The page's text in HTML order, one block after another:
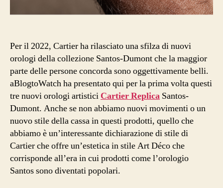
Per il 2022, Cartier ha rilasciato una sfilza di nuovi
orologi della collezione Santos-Dumont che la maggior
parte delle persone concorda sono oggettivamente belli.
aBlogtoWatch ha presentato qui per la prima volta questi
tre nuovi orologi artistici Cartier Replica Santos-
Dumont. Anche se non abbiamo nuovi movimenti o un
nuovo stile della cassa in questi prodotti, quello che
abbiamo è un’interessante dichiarazione di stile di
Cartier che offre un’estetica in stile Art Déco che
corrisponde all’era in cui prodotti come l’orologio
Santos sono diventati popolari.